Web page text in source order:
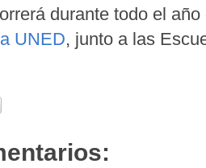
durante todo el
UNED, junto a las